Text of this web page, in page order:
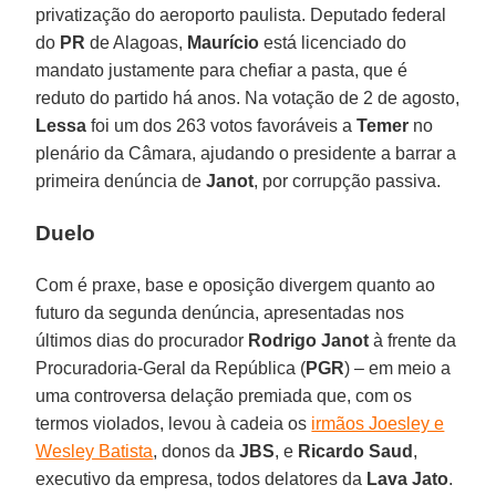
privatização do aeroporto paulista. Deputado federal
do PR de Alagoas, Maurício está licenciado do
mandato justamente para chefiar a pasta, que é
reduto do partido há anos. Na votação de 2 de agosto,
Lessa foi um dos 263 votos favoráveis aTemer no
plenário da Câmara, ajudando o presidente a barrar a
primeira denúncia deJanot, por corrupção passiva.
Duelo
Com é praxe, base e oposição divergem quanto ao
futuro da segunda denúncia, apresentadas nos
últimos dias do procurador Rodrigo Janot à frente da
Procuradoria-Geral da República (PGR) – em meio a
uma controversa delação premiada que, com os
termos violados, levou à cadeia os irmãos Joesley e
Wesley Batista, donos daJBS, e Ricardo Saud ,
executivo da empresa, todos delatores da Lava Jato.